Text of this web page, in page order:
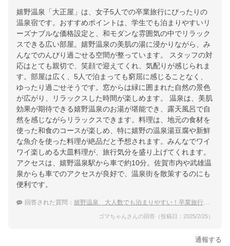
嬉野温泉「大正屋」は、女子5人での卒業旅行にぴったりの
温泉宿です。おすすめポイントは、学生でも泊まりやすいリ
ーズナブルな価格設定と、和モダンな雰囲気の中でリラック
スできる広い部屋。嬉野温泉の美肌の湯に浸かりながら、み
んなでのんびり過ごせる空間が整っています。 スタッフの対
応はとても親切で、笑顔で迎えてくれ、気配りが感じられま
す。部屋は広く、5人で泊まっても窮屈に感じることなく、
ゆったり過ごせそうです。窓からは緑に囲まれた自然の景色
が広がり、リラックスした時間が楽しめます。 温泉は、美肌
効果が期待できる嬉野温泉のお湯が堪能でき、露天風呂で自
然を感じながらリラックスできます。料理は、地元の食材を
使った和食のコースが楽しめ、特に嬉野の温泉湯豆腐や新鮮
な魚介を使った料理が絶品だと予想されます。みんなでワイ
ワイ楽しめる大皿料理が、旅行気分を盛り上げてくれます。
アクセスは、嬉野温泉駅から車で約10分。佐賀市内や武雄温
泉からも車でのアクセスが良好で、温泉街を散策するのにも
便利です。
回答された質問： 嬉野温泉 大人数でも泊まりやすい！卒業旅行におすすめの温泉宿
ゴマちゃんさんの回答（投稿日：2025/2/25）
通報する